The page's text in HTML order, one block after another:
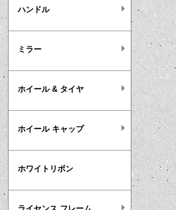
ハンドル
ミラー
ホイール & タイヤ
ホイール キャップ
ホワイトリボン